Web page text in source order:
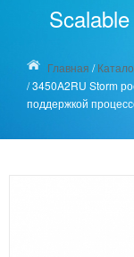
Scalable
Главная /
/3450A2RU Storm
поддержкой